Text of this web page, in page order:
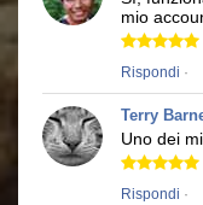
mio
Rispondi ·
Terry
Uno dei
Rispondi ·